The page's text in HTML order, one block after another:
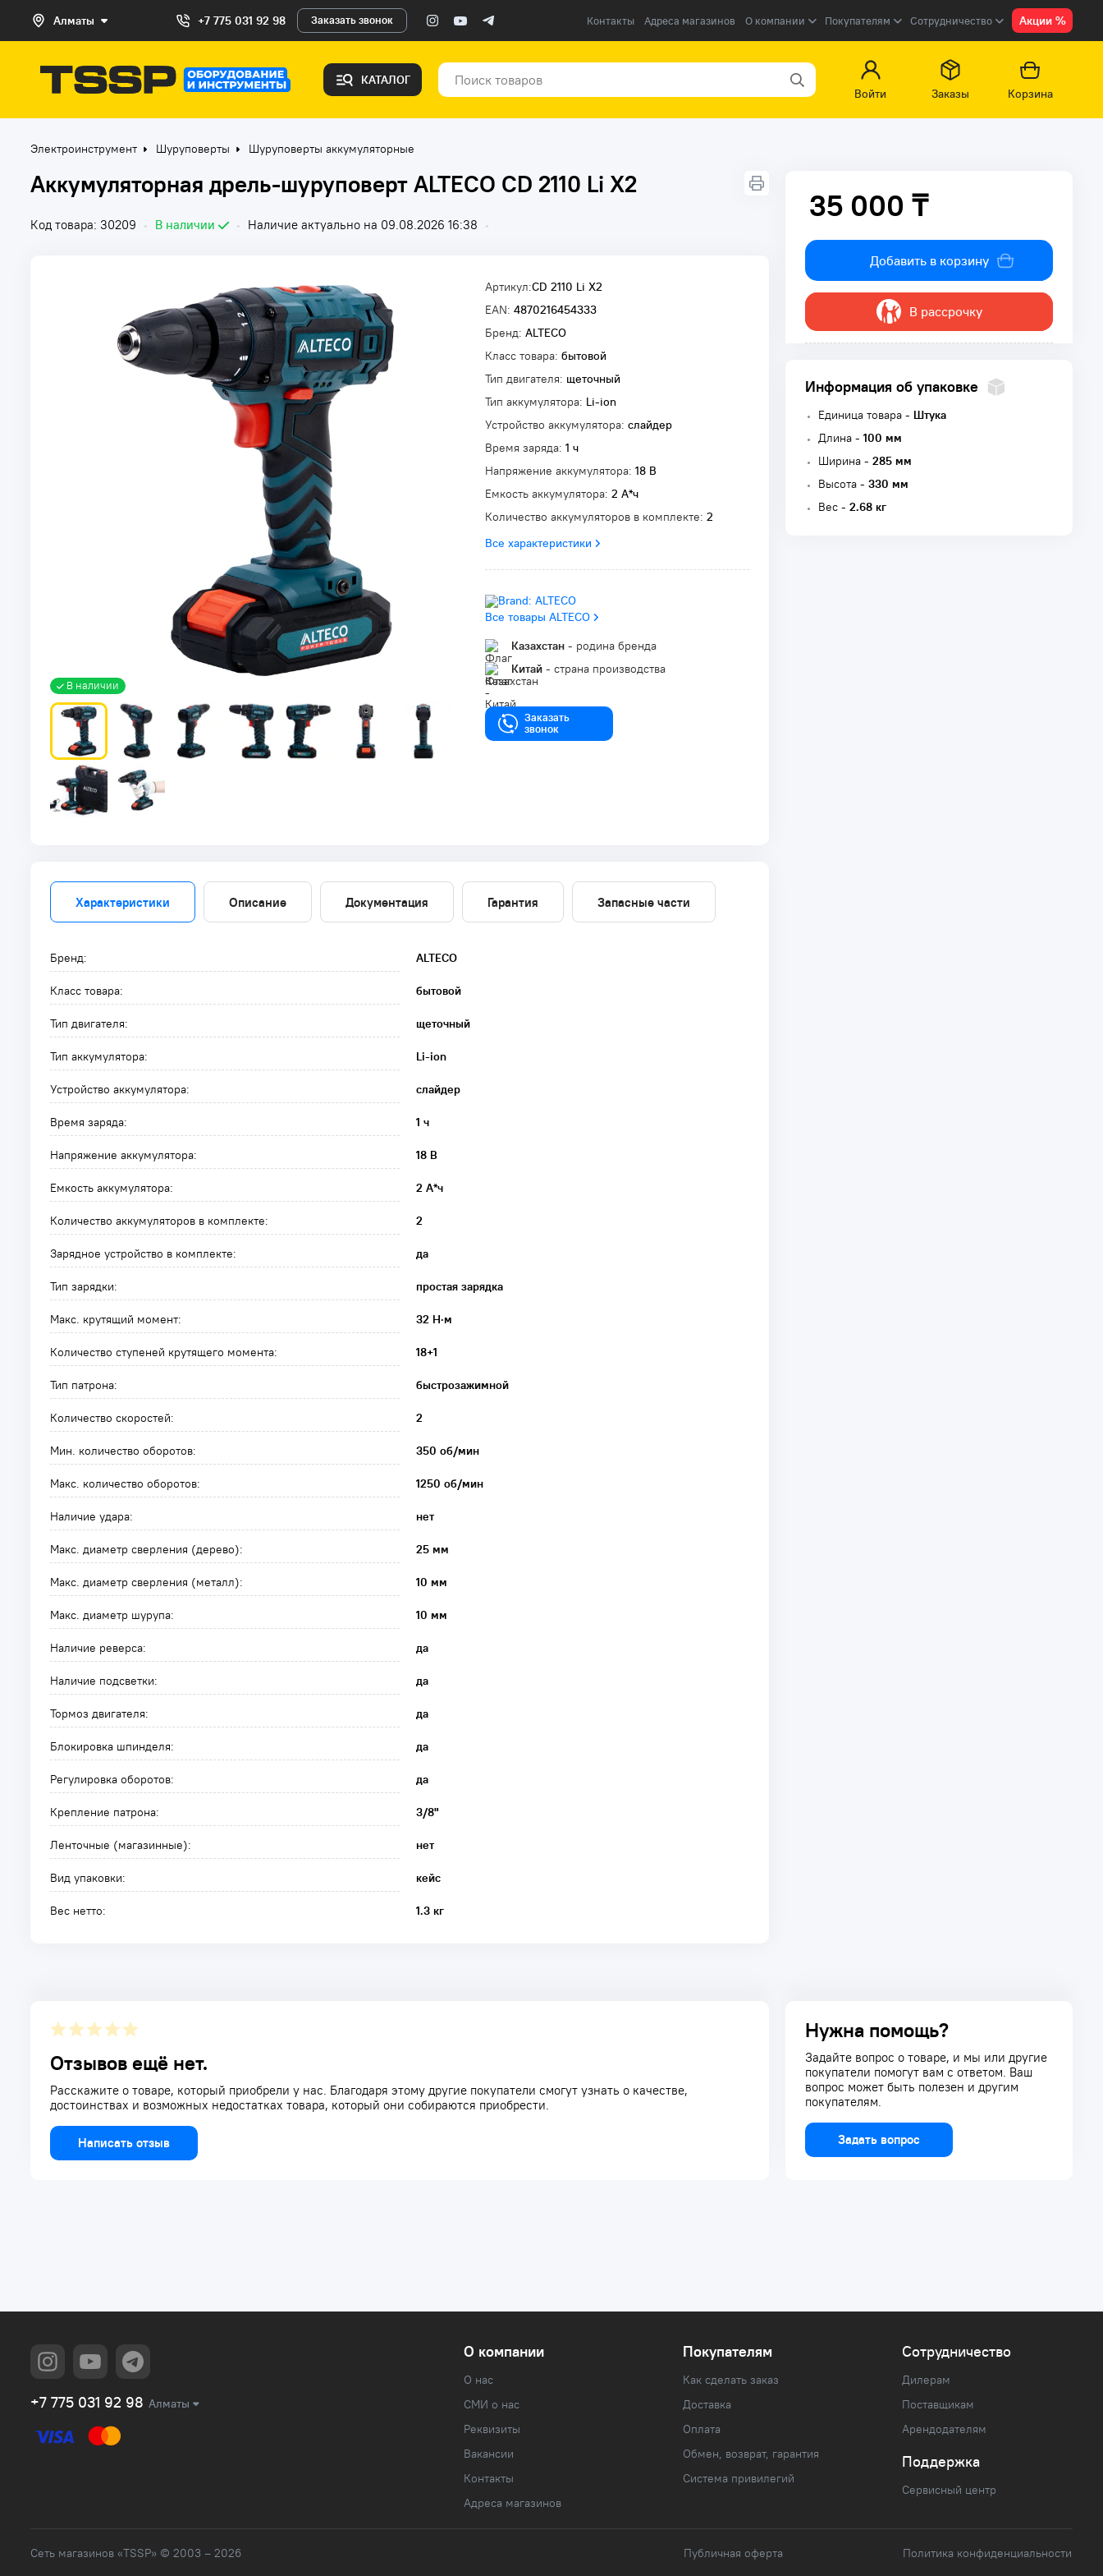
Алматы +7 775 031 92 98 Заказать звонок Контакты Адреса магазинов О компании Покупателям Сотрудничество Акции %
КАТАЛОГ
Войти
Заказы Корзина
Электроинструмент Шуруповерты Шуруповерты аккумуляторные
Аккумуляторная дрель-шуруповерт ALTECO CD 2110 Li X2
Код товара: 30209 • В наличии • Наличие актуально на 09.08.2026 16:38 •
В наличии
Артикул:CD 2110 Li X2
EAN: 4870216454333
Бренд: ALTECO
Класс товара: бытовой
Тип двигателя: щеточный
Тип аккумулятора: Li-ion
Устройство аккумулятора: слайдер
Время заряда: 1 ч
Напряжение аккумулятора: 18 В
Емкость аккумулятора: 2 А*ч
Количество аккумуляторов в комплекте: 2
Все характеристики
Все товары ALTECO
Казахстан - родина бренда
Китай - страна производства
Заказать
звонок
35 000 ₸
35 000 ₸
Добавить в корзину
В рассрочку
Информация об упаковке
Единица товара - Штука
Длина - 100 мм
Ширина - 285 мм
Высота - 330 мм
Вес - 2.68 кг
Характеристики Описание Документация Гарантия Запасные части
Бренд: ALTECO
Класс товара: бытовой
Тип двигателя: щеточный
Тип аккумулятора: Li-ion
Устройство аккумулятора: слайдер
Время заряда: 1 ч
Напряжение аккумулятора: 18 В
Емкость аккумулятора: 2 А*ч
Количество аккумуляторов в комплекте: 2
Зарядное устройство в комплекте: да
Тип зарядки: простая зарядка
Макс. крутящий момент: 32 Н·м
Количество ступеней крутящего момента: 18+1
Тип патрона: быстрозажимной
Количество скоростей: 2
Мин. количество оборотов: 350 об/мин
Макс. количество оборотов: 1250 об/мин
Наличие удара: нет
Макс. диаметр сверления (дерево): 25 мм
Макс. диаметр сверления (металл): 10 мм
Макс. диаметр шурупа: 10 мм
Наличие реверса: да
Наличие подсветки: да
Тормоз двигателя: да
Блокировка шпинделя: да
Регулировка оборотов: да
Крепление патрона: 3/8"
Ленточные (магазинные): нет
Вид упаковки: кейс
Вес нетто: 1.3 кг
Отзывов ещё нет.
Расскажите о товаре, который приобрели у нас. Благодаря этому другие покупатели смогут узнать о качестве,
достоинствах и возможных недостатках товара, который они собираются приобрести.
Написать отзыв
Нужна помощь?
Задайте вопрос о товаре, и мы или другие
покупатели помогут вам с ответом. Ваш
вопрос может быть полезен и другим
покупателям.
Задать вопрос
+7 775 031 92 98 Алматы
О компании
О нас
СМИ о нас
Реквизиты
Вакансии
Контакты
Адреса магазинов
Покупателям
Как сделать заказ
Доставка
Оплата
Обмен, возврат, гарантия
Система привилегий
Сотрудничество
Дилерам
Поставщикам
Арендодателям
Поддержка
Сервисный центр
Сеть магазинов «TSSP» © 2003 – 2026 Публичная оферта Политика конфиденциальности